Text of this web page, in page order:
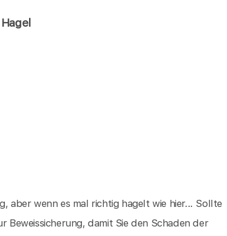
aber wenn es mal richtig hagelt wie hier... Sollte
Beweissicherung, damit Sie den Schaden der